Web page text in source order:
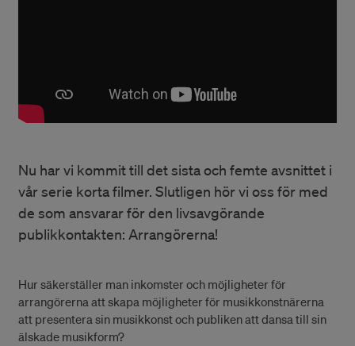
Nu har vi kommit till det sista och femte avsnittet i
vår serie korta filmer. Slutligen hör vi oss för med
de som ansvarar för den livsavgörande
publikkontakten: Arrangörerna!
Hur säkerställer man inkomster och möjligheter för
arrangörerna att skapa möjligheter för musikkonstnärerna
att presentera sin musikkonst och publiken att dansa till sin
älskade musikform?